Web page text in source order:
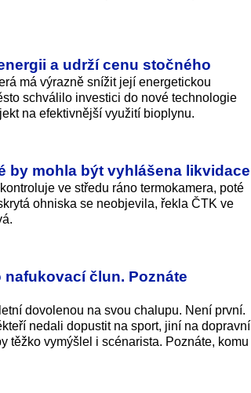
a udrží cenu stočného
má výrazně snížit její energetickou
schválilo investici do nové technologie
na efektivnější využití bioplynu.
by mohla být vyhlášena likvidace
ve středu ráno termokamera, poté
ohniska se neobjevila, řekla ČTK ve
člun. Poznáte
dovolenou na svou chalupu. Není první.
nedali dopustit na sport, jiní na dopravní
těžko vymýšlel i scénarista. Poznáte, komu